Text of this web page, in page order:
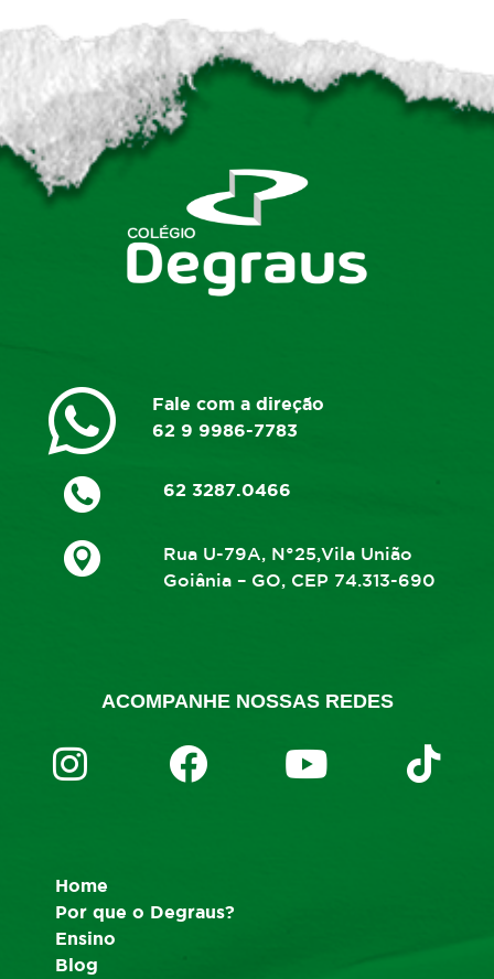
Fale com a direção
62 9 9986-7783
62 3287.0466
Rua U-79A, N°25,Vila União
Goiânia – GO, CEP 74.313-690
ACOMPANHE NOSSAS REDES
Home
Por que o Degraus?
Ensino
Blog